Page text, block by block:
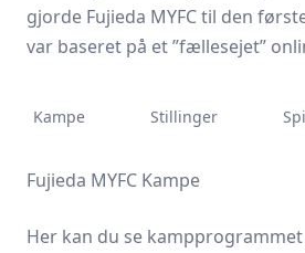
gjorde Fujieda MYFC til den
var baseret på et ”fællesejet”
Kampe Stillinger
Fujieda MYFC Kampe
Her kan du se